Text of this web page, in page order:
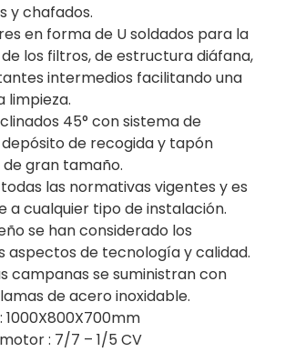
y chafados.
en forma de U soldados para la
los filtros, de estructura diáfana,
intermedios facilitando una
limpieza.
45° con sistema de
de recogida y tapón
gran tamaño.
las normativas vigentes y es
a cualquier tipo de instalación.
se han considerado los
aspectos de tecnología y calidad.
campanas se suministran con
de acero inoxidable.
1000X800X700mm
: 7/7 – 1/5 CV